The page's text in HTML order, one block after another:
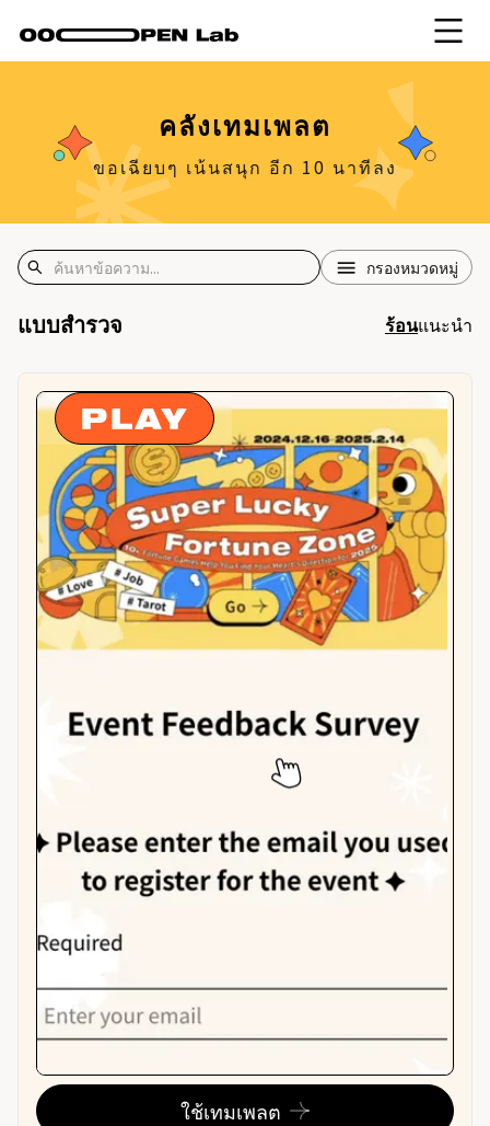
คลังเทมเพลต
ขอเฉียบๆ เน้นสนุก อีก 10 นาทีลง
กรองหมวดหมู่
แบบสำรวจ ร้อนแนะนำ
ใช้เทมเพลต